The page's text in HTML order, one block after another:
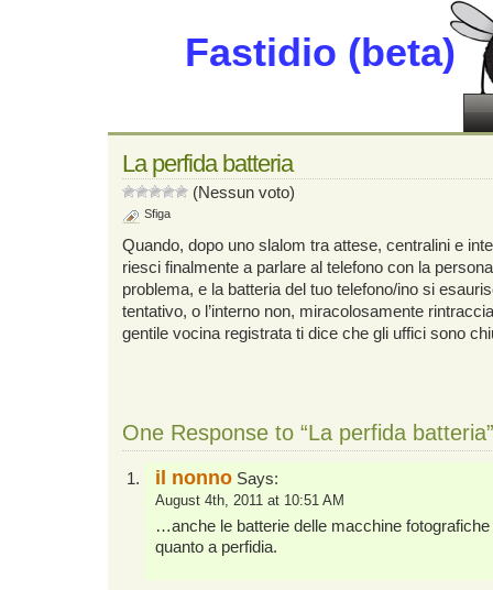
Fastidio (beta)
La perfida batteria
(Nessun voto)
Sfiga
Quando, dopo uno slalom tra attese, centralini e
riesci finalmente a parlare al telefono con la
problema, e la batteria del tuo telefono/ino si
tentativo, o l’interno non, miracolosamente
gentile vocina registrata ti dice che gli uffici sono
One Response to “La perfida batteria”
il nonno Says:
August 4th, 2011 at 10:51 AM
…anche le batterie delle macchine
quanto a perfidia.